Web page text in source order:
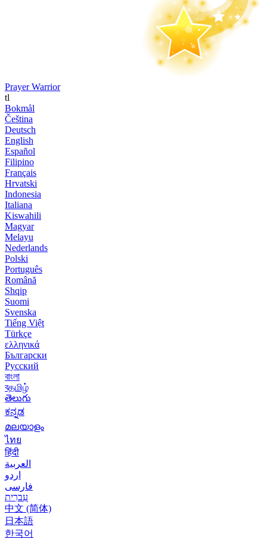
Prayer Warrior
tl
Bokmål
Čeština
Deutsch
English
Español
Filipino
Français
Hrvatski
Indonesia
Italiana
Kiswahili
Magyar
Melayu
Nederlands
Polski
Português
Română
Shqip
Suomi
Svenska
Tiếng Việt
Türkçe
ελληνικά
Български
Русский
বাংলা
বதமிழ்
తెలుగు
ಕನ್ನಡ
മലയാളം
ไทย
हिंदी
العربية
اردو
فارسی
עִברִית
中文 (简体)
日本語
한국어